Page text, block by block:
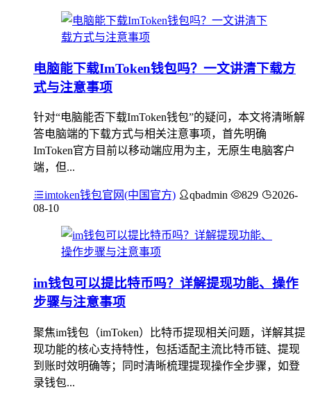
电脑能下载ImToken钱包吗？一文讲清下载方
式与注意事项
针对“电脑能否下载ImToken钱包”的疑问，本文将清晰解
答电脑端的下载方式与相关注意事项，首先明确
ImToken官方目前以移动端应用为主，无原生电脑客户
端，但...
imtoken钱包官网(中国官方) qbadmin 829
2026-
08-10
im钱包可以提比特币吗？详解提现功能、操作
步骤与注意事项
聚焦im钱包（imToken）比特币提现相关问题，详解其提
现功能的核心支持特性，包括适配主流比特币链、提现
到账时效明确等；同时清晰梳理提现操作全步骤，如登
录钱包...